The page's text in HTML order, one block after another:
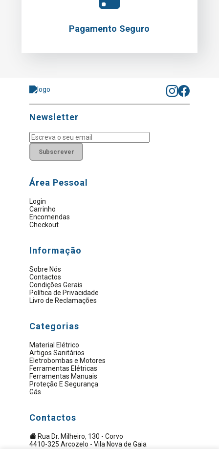
Pagamento Seguro
Newsletter
Subscrever
Área Pessoal
Login
Carrinho
Encomendas
Checkout
Informação
Sobre Nós
Contactos
Condições Gerais
Política de Privacidade
Livro de Reclamações
Categorias
Material Elétrico
Artigos Sanitários
Eletrobombas e Motores
Ferramentas Elétricas
Ferramentas Manuais
Proteção E Segurança
Gás
Contactos
Rua Dr. Milheiro, 130 - Corvo
4410-325 Arcozelo - Vila Nova de Gaia